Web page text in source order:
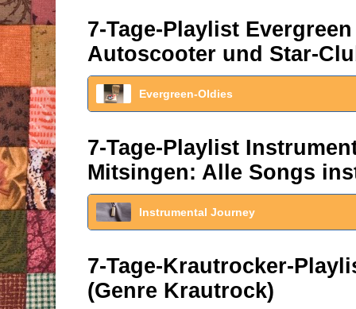
7-Tage-Playlist
Autoscooter und Star-
Evergreen-Oldies
7-Tage-Playlist
Mitsingen: Alle Songs
Instrumental Journey
7-Tage-Krautrocker-
(Genre Krautrock)